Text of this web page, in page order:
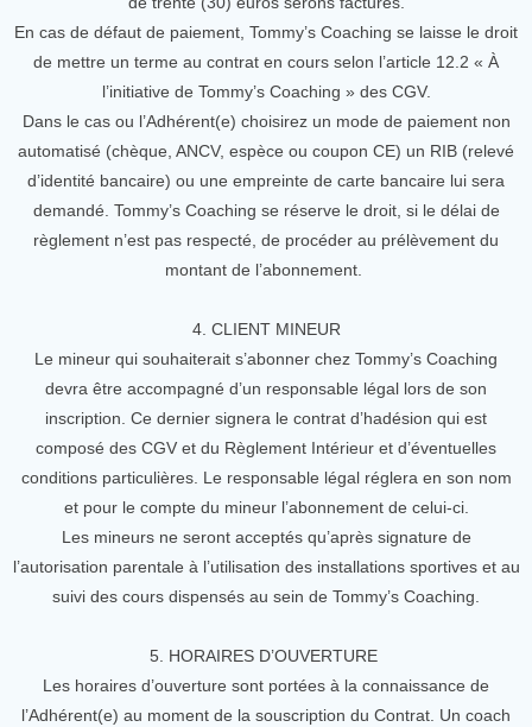
En cas de défaut de paiement, Tommy’s Coaching se laisse le droit
de mettre un terme au contrat en cours selon l’article 12.2 « À
l’initiative de Tommy’s Coaching » des CGV.
Dans le cas ou l’Adhérent(e) choisirez un mode de paiement non
automatisé (chèque, ANCV, espèce ou coupon CE) un RIB (relevé
d’identité bancaire) ou une empreinte de carte bancaire lui sera
demandé. Tommy’s Coaching se réserve le droit, si le délai de
règlement n’est pas respecté, de procéder au prélèvement du
montant de l’abonnement.
4. CLIENT MINEUR
Le mineur qui souhaiterait s’abonner chez Tommy’s Coaching
devra être accompagné d’un responsable légal lors de son
inscription. Ce dernier signera le contrat d’hadésion qui est
composé des CGV et du Règlement Intérieur et d’éventuelles
conditions particulières. Le responsable légal réglera en son nom
et pour le compte du mineur l’abonnement de celui-ci.
Les mineurs ne seront acceptés qu’après signature de
l’autorisation parentale à l’utilisation des installations sportives et au
suivi des cours dispensés au sein de Tommy’s Coaching.
5. HORAIRES D’OUVERTURE
Les horaires d’ouverture sont portées à la connaissance de
l’Adhérent(e) au moment de la souscription du Contrat. Un coach